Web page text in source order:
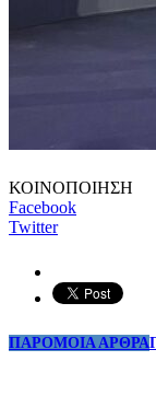
ΚΟΙΝΟΠΟΙΗΣΗ
Facebook
Twitter
ΠΑΡΟΜΟΙΑ ΑΡΘΡΑ